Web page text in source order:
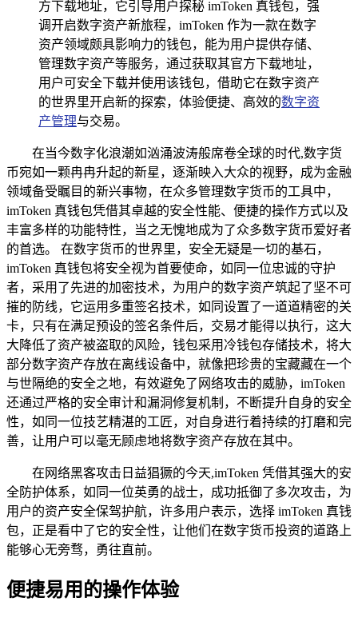
方下载地址，它引导用户探秘 imToken 真钱包，强
调开启数字资产新旅程，imToken 作为一款在数字
资产领域颇具影响力的钱包，能为用户提供存储、
管理数字资产等服务，通过获取其官方下载地址，
用户可安全下载并使用该钱包，借助它在数字资产
的世界里开启新的探索，体验便捷、高效的数字资
产管理与交易。
在当今数字化浪潮如汹涌波涛般席卷全球的时代,数字货
币宛如一颗冉冉升起的新星，逐渐映入大众的视野，成为金融
领域备受瞩目的新兴事物，在众多管理数字货币的工具中，
imToken 真钱包凭借其卓越的安全性能、便捷的操作方式以及
丰富多样的功能特性，当之无愧地成为了众多数字货币爱好者
的首选。 在数字货币的世界里，安全无疑是一切的基石，
imToken 真钱包将安全视为首要使命，如同一位忠诚的守护
者，采用了先进的加密技术，为用户的数字资产筑起了坚不可
摧的防线，它运用多重签名技术，如同设置了一道道精密的关
卡，只有在满足预设的签名条件后，交易才能得以执行，这大
大降低了资产被盗取的风险，钱包采用冷钱包存储技术，将大
部分数字资产存放在离线设备中，就像把珍贵的宝藏藏在一个
与世隔绝的安全之地，有效避免了网络攻击的威胁，imToken
还通过严格的安全审计和漏洞修复机制，不断提升自身的安全
性，如同一位技艺精湛的工匠，对自身进行着持续的打磨和完
善，让用户可以毫无顾虑地将数字资产存放在其中。
在网络黑客攻击日益猖獗的今天,imToken 凭借其强大的安
全防护体系，如同一位英勇的战士，成功抵御了多次攻击，为
用户的资产安全保驾护航，许多用户表示，选择 imToken 真钱
包，正是看中了它的安全性，让他们在数字货币投资的道路上
能够心无旁骛，勇往直前。
便捷易用的操作体验